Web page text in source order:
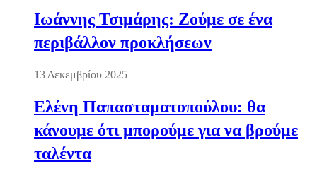
Ιωάννης Τσιμάρης: Ζούμε σε ένα
περιβάλλον προκλήσεων
13 Δεκεμβρίου 2025
Ελένη Παπασταματοπούλου: θα
κάνουμε ότι μπορούμε για να βρούμε
ταλέντα